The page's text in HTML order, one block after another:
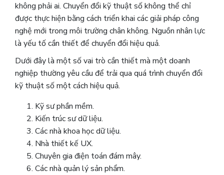
không phải ai. Chuyển đổi kỹ thuật số không thể chỉ
được thực hiện bằng cách triển khai các giải pháp công
nghệ mới trong môi trường chân không. Nguồn nhân lực
là yếu tố cần thiết để chuyển đổi hiệu quả.
Dưới đây là một số vai trò cần thiết mà một doanh
nghiệp thường yêu cầu để trải qua quá trình chuyển đổi
kỹ thuật số một cách hiệu quả.
Kỹ sư phần mềm.
Kiến trúc sư dữ liệu.
Các nhà khoa học dữ liệu.
Nhà thiết kế UX.
Chuyên gia điện toán đám mây.
Các nhà quản lý sản phẩm.